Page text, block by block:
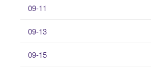
09-11
09-13
09-15